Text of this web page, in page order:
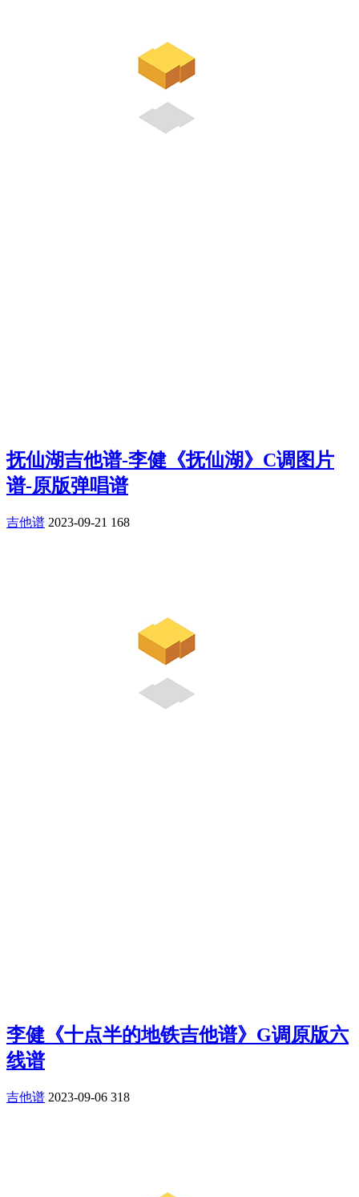
抚仙湖吉他谱-李健《抚仙湖》C调图片
谱-原版弹唱谱
吉他谱 2023-09-21 168
李健《十点半的地铁吉他谱》G调原版六
线谱
吉他谱 2023-09-06 318